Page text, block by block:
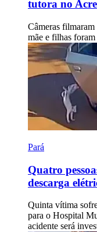
tutora no Acre
Câmeras
mãe e filhas foram
Pará
Quatro
descarga
Quinta vítima
para o Hospital
acidente será